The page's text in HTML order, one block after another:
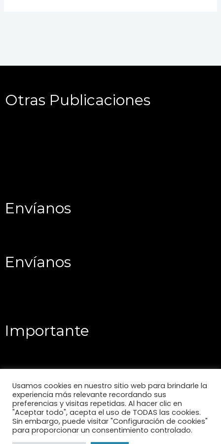
Otras Publicaciones
Envíanos
Envíanos
Importante
Usamos cookies en nuestro sitio web para brindarle la
experiencia más relevante recordando sus
preferencias y visitas repetidas. Al hacer clic en
"Aceptar todo", acepta el uso de TODAS las cookies.
Sin embargo, puede visitar "Configuración de cookies"
para proporcionar un consentimiento controlado.